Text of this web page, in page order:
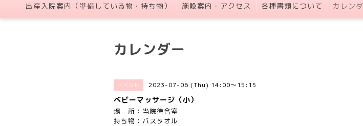
出産入院案内（準備している物・持ち物）
施設案内・アクセス 各種書類について カレン
カレンダー
イベント 2023-07-06 (Thu) 14:00～15:15
ベビーマッサージ（小）
場 所：当院待合室
持ち物：バスタオル